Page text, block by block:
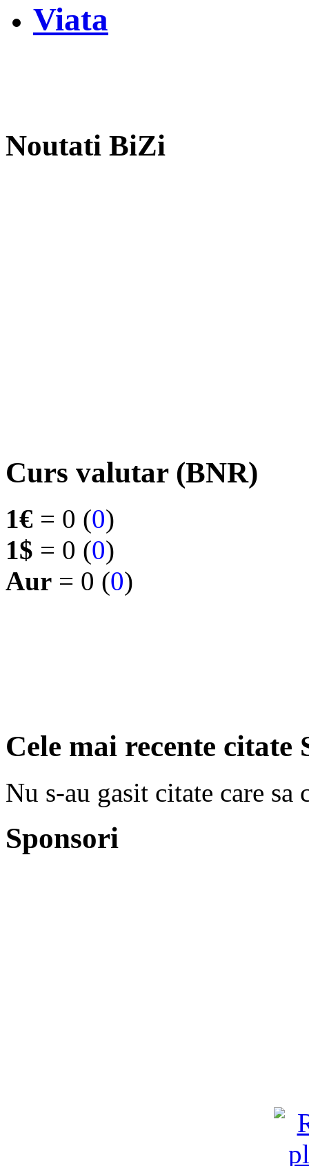
Viata
Noutati BiZi
Curs valutar (BNR)
1€ = 0 (0)
1$ = 0 (0)
Aur = 0 (0)
Cele mai recente citate
Nu s-au gasit citate care
Sponsori